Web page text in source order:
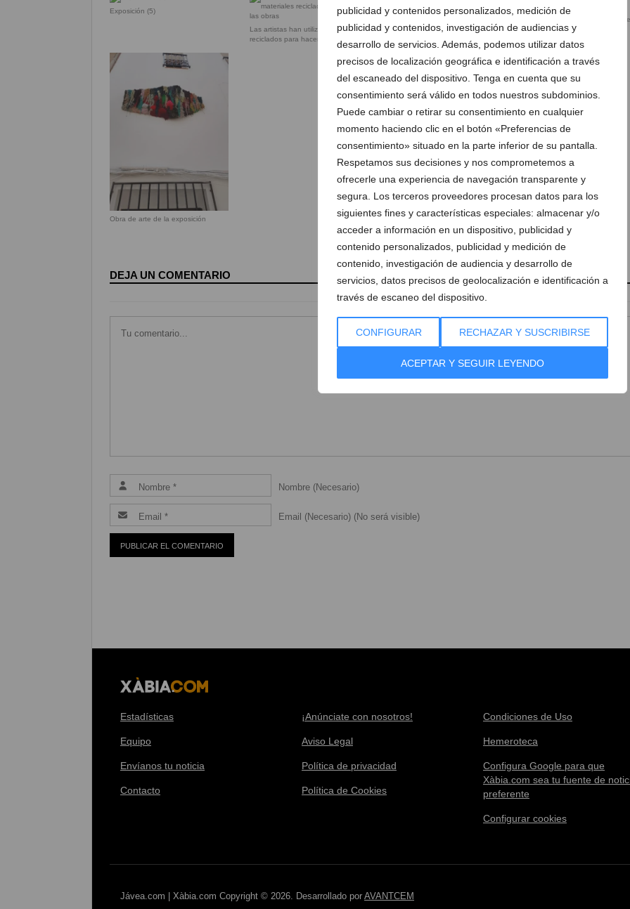
publicidad y contenidos personalizados, medición de
publicidad y contenidos, investigación de audiencias y
desarrollo de servicios. Además, podemos utilizar datos
precisos de localización geográfica e identificación a través
del escaneado del dispositivo. Tenga en cuenta que su
consentimiento será válido en todos nuestros subdominios.
Puede cambiar o retirar su consentimiento en cualquier
momento haciendo clic en el botón «Preferencias de
consentimiento» situado en la parte inferior de su pantalla.
Respetamos sus decisiones y nos comprometemos a
ofrecerle una experiencia de navegación transparente y
segura. Los terceros proveedores procesan datos para los
siguientes fines y características especiales: almacenar y/o
acceder a información en un dispositivo, publicidad y
contenido personalizados, publicidad y medición de
contenido, investigación de audiencia y desarrollo de
servicios, datos precisos de geolocalización e identificación a
través de escaneo del dispositivo.
CONFIGURAR RECHAZAR Y SUSCRIBIRSE
ACEPTAR Y SEGUIR LEYENDO
Exposición (5)
Las artistas han utilizado materiales
reciclados para hacer las obras
arte sostenible
Obra de la exposición ‘Allò
torna a nàixer’
Obra de arte de la exposición
DEJA UN COMENTARIO
Nombre (Necesario)
Email (Necesario) (No será visible)
Estadísticas
Equipo
Envíanos tu noticia
Contacto
¡Anúnciate con nosotros!
Aviso Legal
Política de privacidad
Política de Cookies
Condiciones de Uso
Hemeroteca
Configura Google para que
Xàbia.com sea tu fuente de
preferente
Configurar cookies
Jávea.com | Xàbia.com Copyright © 2026. Desarrollado por AVANTCEM